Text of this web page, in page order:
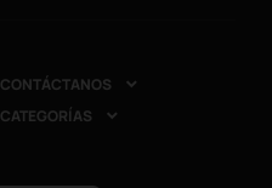
CONTÁCTANOS 
CATEGORÍAS 